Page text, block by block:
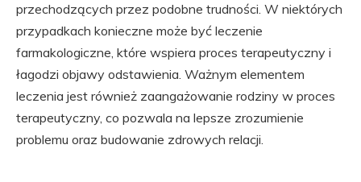
przechodzących przez podobne trudności. W niektórych
przypadkach konieczne może być leczenie
farmakologiczne, które wspiera proces terapeutyczny i
łagodzi objawy odstawienia. Ważnym elementem
leczenia jest również zaangażowanie rodziny w proces
terapeutyczny, co pozwala na lepsze zrozumienie
problemu oraz budowanie zdrowych relacji.